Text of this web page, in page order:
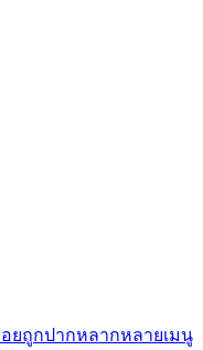
ยถูกปากหลากหลายเมนู